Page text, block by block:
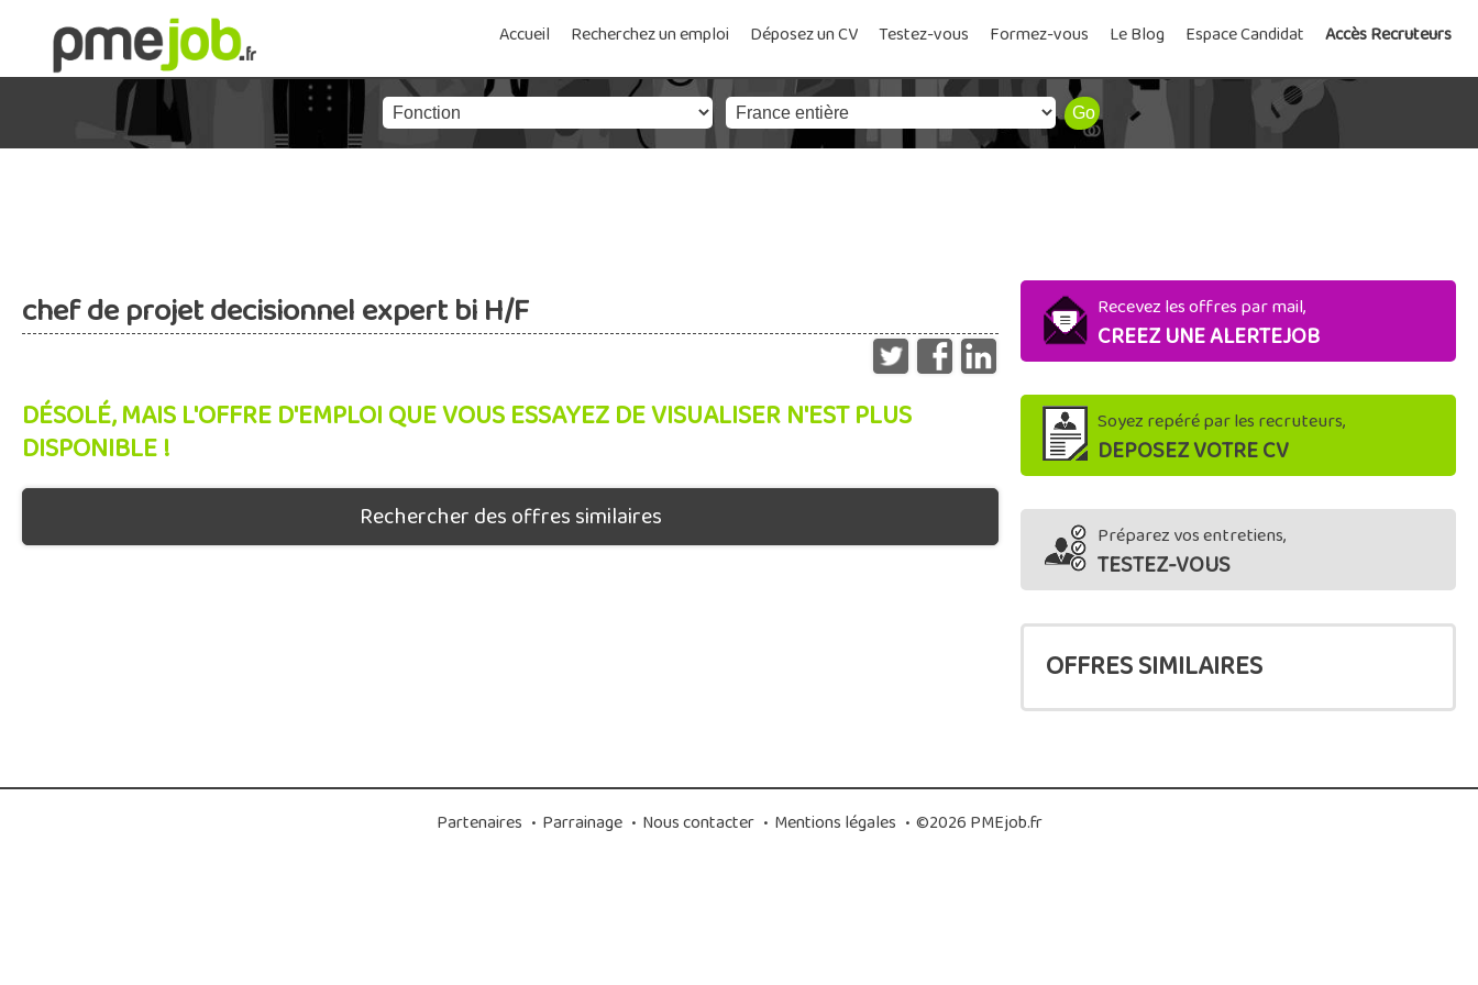
Accueil Recherchez un emploi Déposez un CV Testez-vous Formez-vous Le Blog Espace Candidat Accès Recruteurs
chef de projet decisionnel expert bi H/F
DÉSOLÉ, MAIS L'OFFRE D'EMPLOI QUE VOUS ESSAYEZ DE VISUALISER N'EST PLUS
DISPONIBLE !
Rechercher des offres similaires
Recevez les offres par mail,
CREEZ UNE ALERTEJOB
Soyez repéré par les recruteurs,
DEPOSEZ VOTRE CV
Préparez vos entretiens,
TESTEZ-VOUS
OFFRES SIMILAIRES
Partenaires • Parrainage • Nous contacter • Mentions légales • ©2026 PMEjob.fr